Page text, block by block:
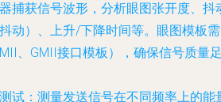
捕获信号波形，分析眼图张开度、抖
动）、上升/下降时间等。眼图模板
、GMII接口模板），确保信号质量
试 ：测量发送信号在不同频率上的能